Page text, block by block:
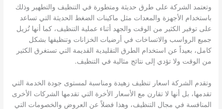
وتعتمد الشركة على طرق حديثة ومتطورة في التنظيف والتطهير وذلك
باستخدام الأجهزة والمعدات مثل ماكينات الضغط الحديثة التي تساعد
على توفير الكثير من الوقت والجهد أثناء عملية التنظيف، كما أنها تُزيل
جميع الرواسب والاتساخات في أرضيات الخزانات وتنظيفها بشكل
كامل، بعيداً عن استخدام الطرق التقليدية القديمة التي تستغرق الكثير
من الوقت ولا تؤدي إلى نتائج مثالية في التنظيف.
وتقدم الشركة اسعار تنظيف زهيدة ومناسبة لمستوى جودة الخدمة التي
تقدمها، بل أنها لا تقارن مع الأسعار الأخرة التي تقدمها الشركات الأخرى
المنافسة في مجال التنظيف، وهذا فضلاً عن العروض والخصومات التي